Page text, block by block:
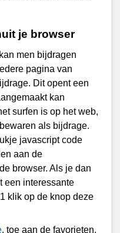
je browser
men bijdragen
pagina van
Dit opent een
kan
surfen is op het web,
als bijdrage.
javascript code
aan de
browser. Als je dan
een interessante
klik op de knop deze
, toe aan de favorieten.